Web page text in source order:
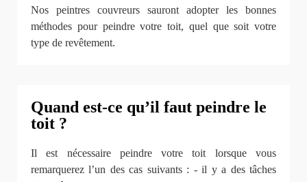
Nos peintres couvreurs sauront adopter les bonnes
méthodes pour peindre votre toit, quel que soit votre
type de revêtement.
Quand est-ce qu’il faut peindre le
toit ?
Il est nécessaire peindre votre toit lorsque vous
remarquerez l’un des cas suivants : - il y a des tâches